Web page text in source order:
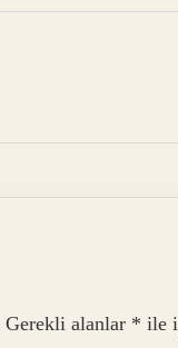
Gerekli alanlar * ile